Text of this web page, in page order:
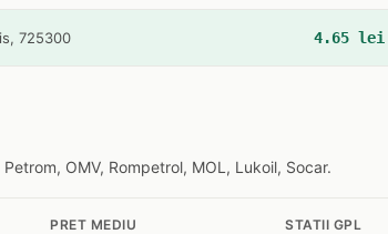
725300 4.65 lei
OMV, Rompetrol, MOL, Lukoil, Socar.
PRET MEDIU STATII GPL